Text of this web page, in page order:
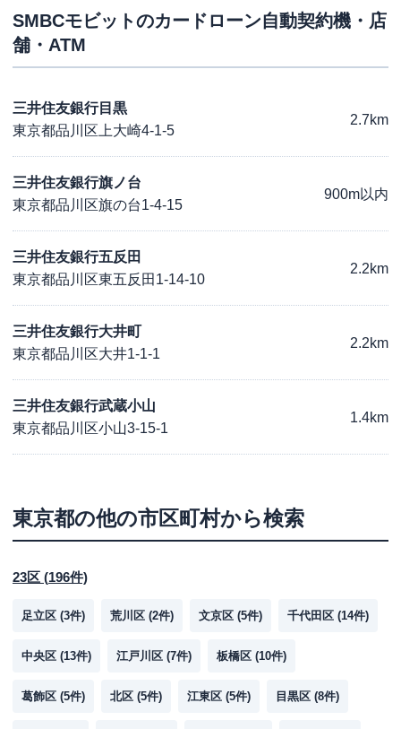
SMBCモビットのカードローン自動契約機・店
舗・ATM
三井住友銀行目黒
東京都品川区上大崎4-1-5
2.7km
三井住友銀行旗ノ台
東京都品川区旗の台1-4-15
900m以内
三井住友銀行五反田
東京都品川区東五反田1-14-10
2.2km
三井住友銀行大井町
東京都品川区大井1-1-1
2.2km
三井住友銀行武蔵小山
東京都品川区小山3-15-1
1.4km
東京都の他の市区町村から検索
23区 (196件)
足立区 (3件) 荒川区 (2件) 文京区 (5件) 千代田区 (14件)
中央区 (13件) 江戸川区 (7件) 板橋区 (10件)
葛飾区 (5件) 北区 (5件) 江東区 (5件) 目黒区 (8件)